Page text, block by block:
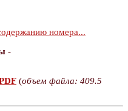
номера...
-
(объем файла: 409.5